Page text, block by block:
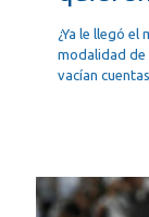
¿Ya le llegó el
modalidad de
vacían